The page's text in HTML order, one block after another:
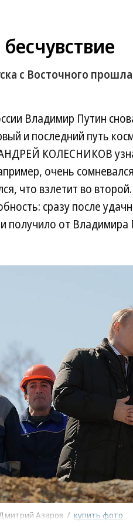
с Восточного
Владимир Путин
и последний путь
КОЛЕСНИКОВ
очень
что взлетит во
сразу после
получило от Владимира
Азаров / купить фото